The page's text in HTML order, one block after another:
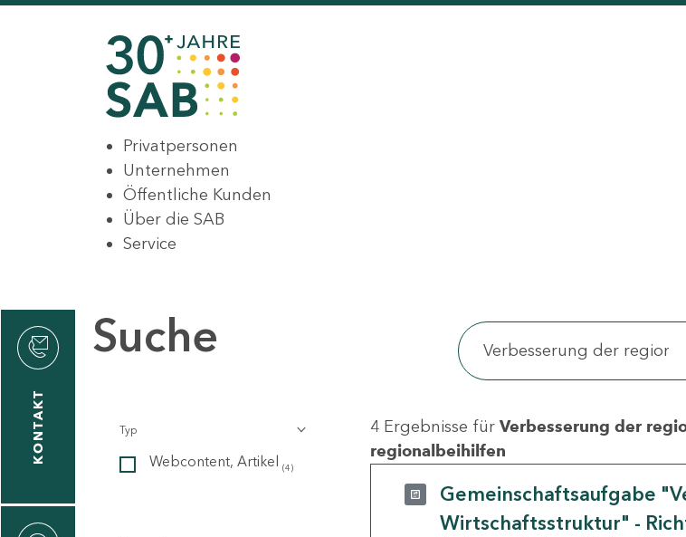
Privatpersonen
Unternehmen
Öffentliche Kunden
Über die SAB
Service
KONTAKT
Suche
Typ
Webcontent, Artikel (4)
4 Ergebnisse für Verbesserung der
regionalbeihilfen
Gemeinschaftsaufgabe
Wirtschaftsstruktur" -